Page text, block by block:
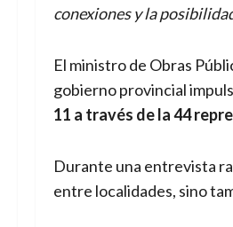
conexiones y la
El ministro de Obras
gobierno provincial
11 a través de la 44
Durante una entrevista
entre localidades, sino